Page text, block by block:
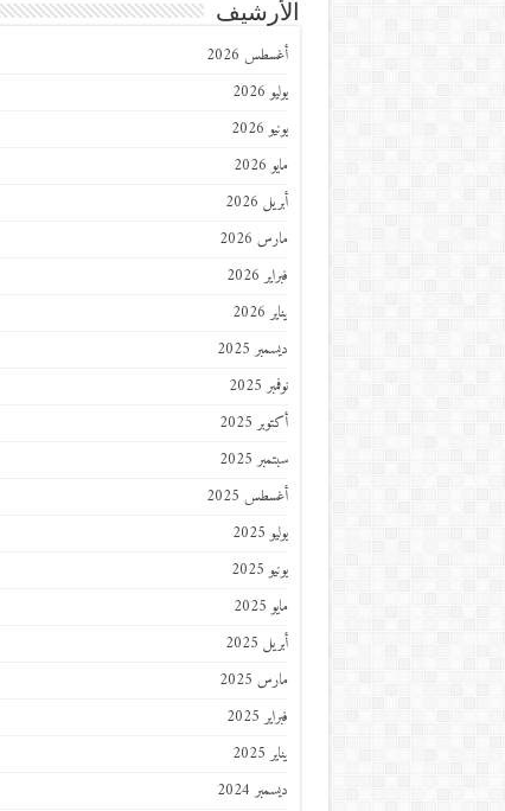
الأرشيف
أغسطس 2026
يوليو 2026
يونيو 2026
مايو 2026
أبريل 2026
مارس 2026
فبراير 2026
يناير 2026
ديسمبر 2025
نوفمبر 2025
أكتوبر 2025
سبتمبر 2025
أغسطس 2025
يوليو 2025
يونيو 2025
مايو 2025
أبريل 2025
مارس 2025
فبراير 2025
يناير 2025
ديسمبر 2024